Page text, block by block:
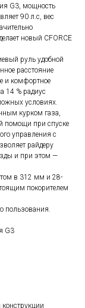
G3, мощность
90 л.с, вес
новый CFORCE
руль удобной
расстояние
и комфортное
14 % радиус
условиях.
курком газа,
помощи при спуске
управления с
райдеру
и при этом —
в 312 мм и 28-
покорителем
пользования.
G3